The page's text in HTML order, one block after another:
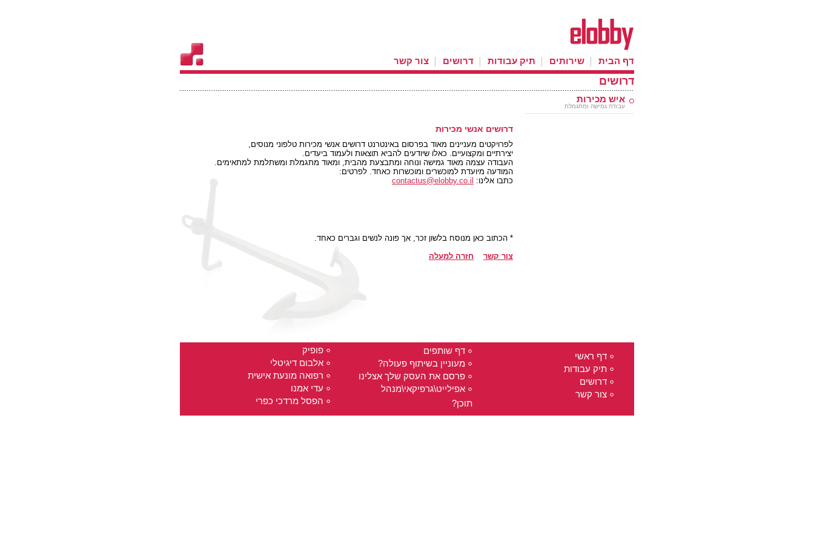
דף הבית שירותים תיק עבודות דרושים צור קשר
דרושים
איש מכירות
עבודה גמישה ומתגמלת
דרושים אנשי מכירות
לפרויקטים מעניינים מאוד בפרסום באינטרנט דרושים אנשי מכירות טלפוני מנוסים,
יצירתיים ומקצועיים. כאלו שיודעים להביא תוצאות ולעמוד ביעדים.
העבודה עצמה מאוד גמישה ונוחה ומתבצעת מהבית, ומאוד מתגמלת ומשתלמת למתאימים.
המודעה מיועדת למוכשרים ומוכשרות כאחד. לפרטים:
כתבו אלינו: contactus@elobby.co.il
* הכתוב כאן מנוסח בלשון זכר, אך פונה לנשים וגברים כאחד.
צור קשר
חזרה למעלה
דף ראשי
תיק עבודות
דרושים
צור קשר
דף שותפים
מעוניין בשיתוף פעולה?
פרסם את העסק שלך אצלינו
אפילייט\גרפיקאי\מנהל
תוכן?
פופיק
אלבום דיגיטלי
רפואה מונעת אישית
עדי אמנו
הפסל מרדכי כפרי